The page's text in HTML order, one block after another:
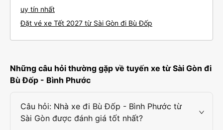
uy tín nhất
Đặt vé xe Tết 2027 từ Sài Gòn đi Bù Đốp
Những câu hỏi thường gặp về tuyến xe từ Sài Gòn đi
Bù Đốp - Bình Phước
Câu hỏi: Nhà xe đi Bù Đốp - Bình Phước từ
Sài Gòn được đánh giá tốt nhất?